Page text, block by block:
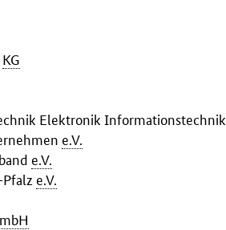
KG
Elektronik Informationstechnik
e.V.
e.V.
e.V.